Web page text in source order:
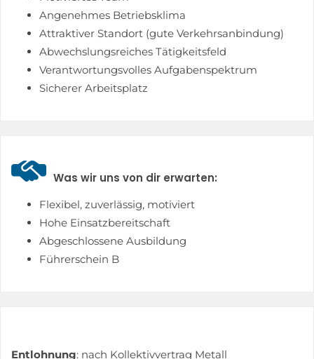
Angenehmes Betriebsklima
Attraktiver Standort (gute Verkehrsanbindung)
Abwechslungsreiches Tätigkeitsfeld
Verantwortungsvolles Aufgabenspektrum
Sicherer Arbeitsplatz
 Was wir uns von dir erwarten:
Flexibel, zuverlässig, motiviert
Hohe Einsatzbereitschaft
Abgeschlossene Ausbildung
Führerschein B
Entlohnung: nach Kollektivvertrag Metall